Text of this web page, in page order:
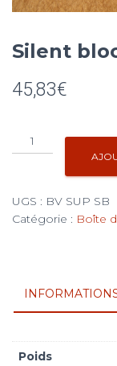
Silent
45,83€
quantité
de
BV
UGS : BV SUP SB
Catégorie : Boîte
Poids